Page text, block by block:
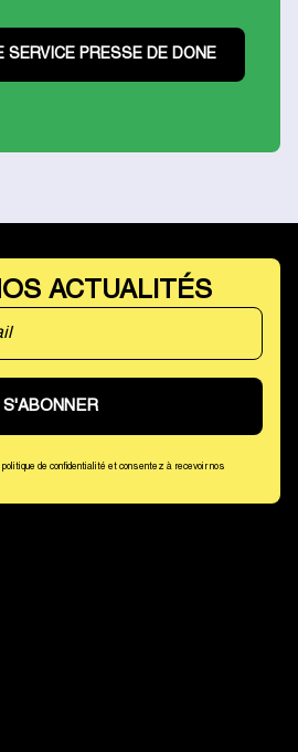
SERVICE PRESSE DE DONE
ACTUALITÉS
de confidentialité et consentez à recevoir nos